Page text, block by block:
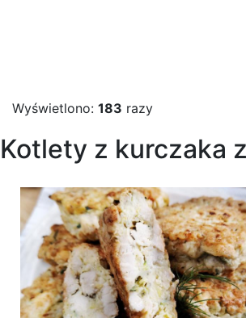
Wyświetlono: 183 razy
Kotlety z kurczaka